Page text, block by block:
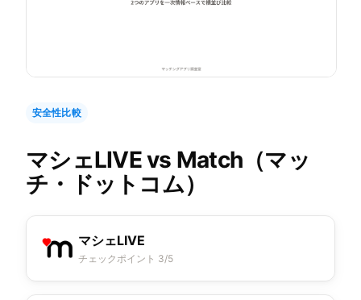
安全性比較
マシェLIVEvs Match（マッ
チ・ドットコム）
マシェLIVE
チェックポイント 3/5